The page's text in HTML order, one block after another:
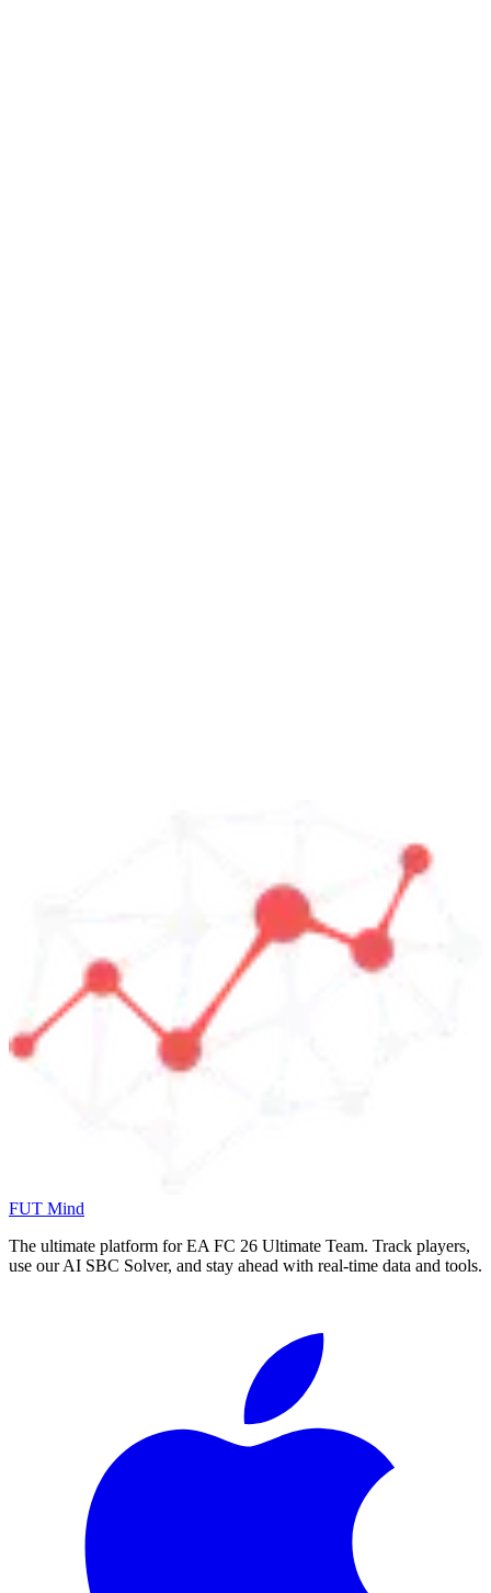
FUT Mind
The ultimate platform for EA FC 26 Ultimate Team. Track players,
use our AI SBC Solver, and stay ahead with real-time data and tools.